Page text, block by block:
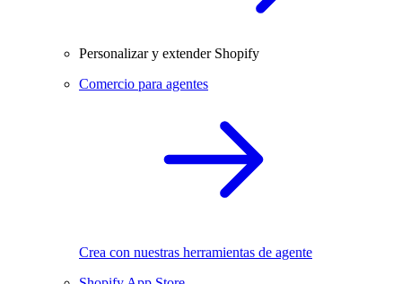
Personalizar y extender Shopify
Comercio para agentes
Crea con nuestras herramientas de agente